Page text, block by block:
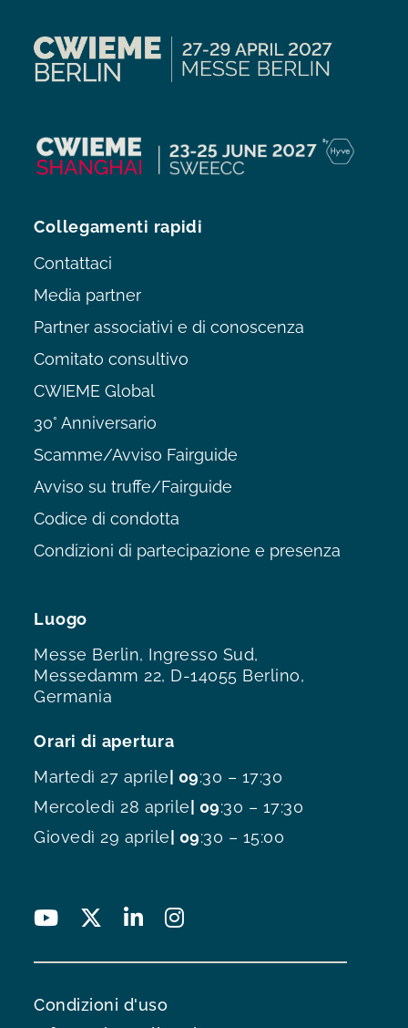
Luogo
Messe Berlin, Ingresso Sud,
Messedamm 22, D-14055 Berlino,
Germania
Orari di apertura
Martedì 27 aprile| 09:30 – 17:30
Mercoledì 28 aprile| 09:30 – 17:30
Giovedì 29 aprile| 09:30 – 15:00
Collegamenti rapidi
Contattaci
Media partner
Partner associativi e di conoscenza
Comitato consultivo
CWIEME Global
30° Anniversario
Scamme/Avviso Fairguide
Avviso su truffe/Fairguide
Codice di condotta
Condizioni di partecipazione e presenza
Condizioni d'uso